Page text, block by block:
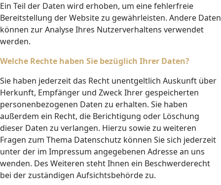
Ein Teil der Daten wird erhoben, um eine fehlerfreie
Bereitstellung der Website zu gewährleisten. Andere Daten
können zur Analyse Ihres Nutzerverhaltens verwendet
werden.
Welche Rechte haben Sie bezüglich Ihrer Daten?
Sie haben jederzeit das Recht unentgeltlich Auskunft über
Herkunft, Empfänger und Zweck Ihrer gespeicherten
personenbezogenen Daten zu erhalten. Sie haben
außerdem ein Recht, die Berichtigung oder Löschung
dieser Daten zu verlangen. Hierzu sowie zu weiteren
Fragen zum Thema Datenschutz können Sie sich jederzeit
unter der im Impressum angegebenen Adresse an uns
wenden. Des Weiteren steht Ihnen ein Beschwerderecht
bei der zuständigen Aufsichtsbehörde zu.